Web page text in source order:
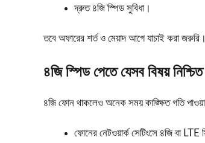
দ্রুত ৪জি স্পিড সুবিধা।
তবে অফারের শর্ত ও মেয়াদ আগে যাচাই করা জরুরি।
৪জি স্পিড পেতে যেসব বিষয়
৪জি ফোন থাকলেও অনেক সময় কাঙ্ক্ষিত গতি
ফোনের নেটওয়ার্ক সেটিংসে ৪জি বা LTE